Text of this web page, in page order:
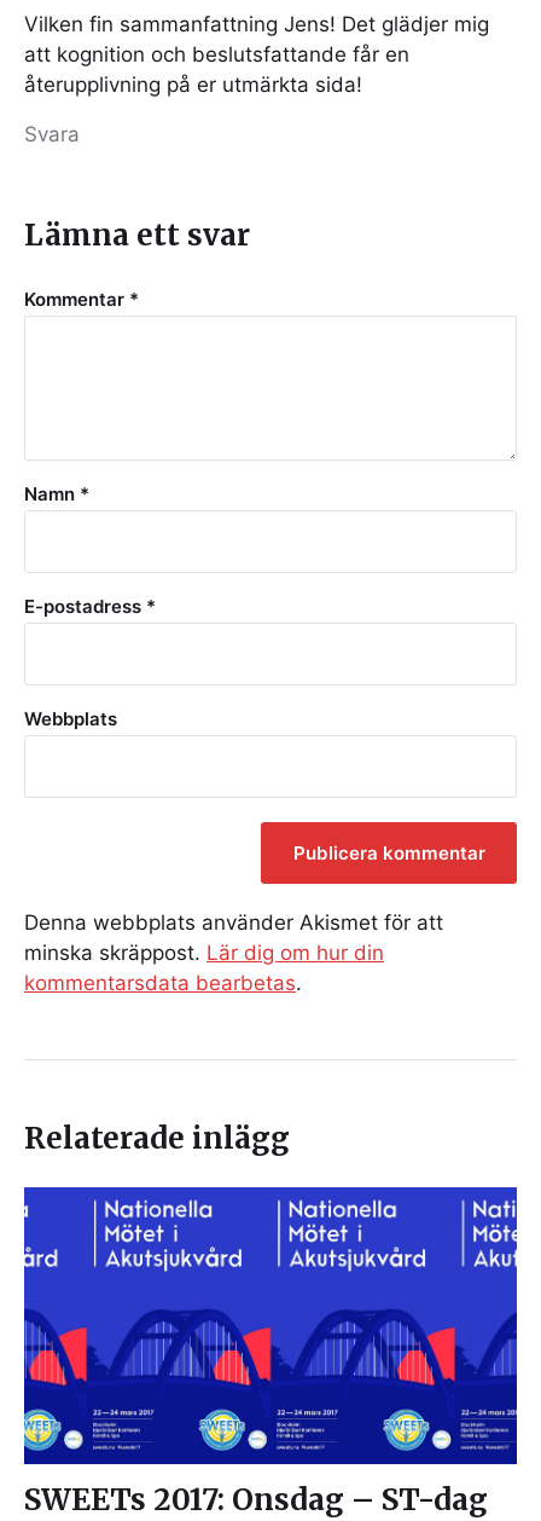
Vilken fin sammanfattning Jens! Det glädjer mig
att kognition och beslutsfattande får en
återupplivning på er utmärkta sida!
Svara
Lämna ett svar
Kommentar *
Namn *
E-postadress *
Webbplats
Denna webbplats använder Akismet för att
minska skräppost. Lär dig om hur din
kommentarsdata bearbetas.
Relaterade inlägg
SWEETs 2017: Onsdag – ST-dag